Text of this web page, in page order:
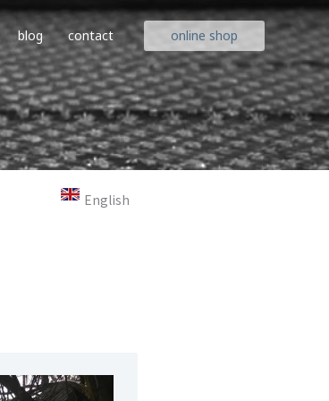
blog contact online shop
English